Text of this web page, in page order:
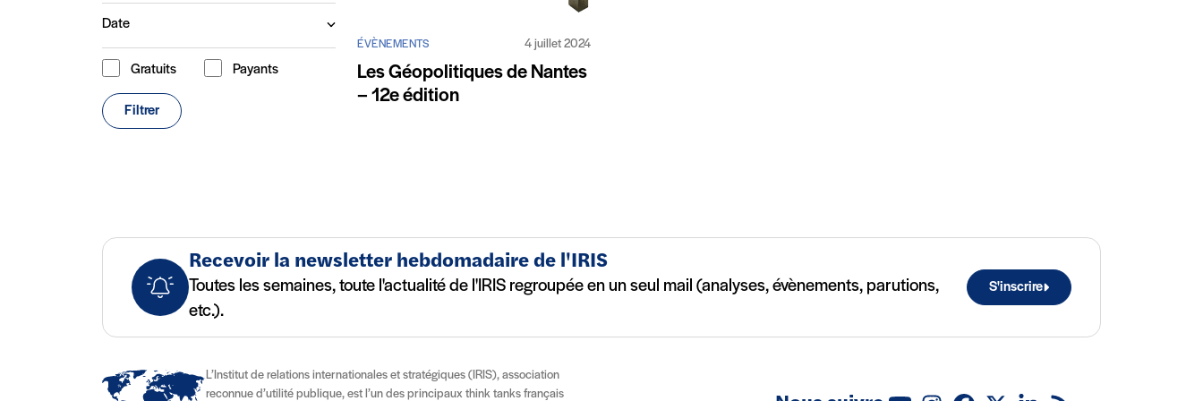
Date
Type de contenu
Gratuits Payants
Filtrer
ÉVÈNEMENTS 4 juillet 2024
Les Géopolitiques de Nantes
– 12e édition
Recevoir la newsletter hebdomadaire de l'IRIS
Toutes les semaines, toute l'actualité de l'IRIS regroupée en un seul mail (analyses, évènements, parutions,
etc.).
S'inscrire
L’Institut de relations internationales et stratégiques (IRIS), association
reconnue d’utilité publique, est l’un des principaux think tanks français